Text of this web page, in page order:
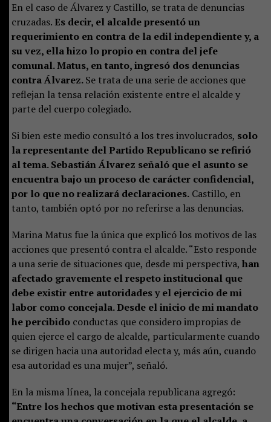
En el caso de Álvarez y Castillo, se trata de denuncias
cruzadas. Es decir, el alcalde presentó un
requerimiento en contra de la edil independiente y, a
su vez, ella hizo lo propio en contra del jefe
comunal. Matus, en tanto, ingresó dos denuncias
contra Álvarez.Se trata de una serie de acciones que
reflejan la tensa relación existente entre el alcalde y
parte del cuerpo colegiado.
Si bien este medio consultó a los tres involucrados, solo
la representante del Partido Republicano se refirió
al tema. Sebastián Álvarez señaló que el asunto se
encuentra bajo un proceso de carácter confidencial,
por lo que no realizará declaraciones.Castillo, en
tanto, también optó por no referirse a las denuncias.
Marina Matus fue la única que explicó los motivos de las
acciones que presentó contra el alcalde. “Esto responde
a una serie de situaciones que, desde mi perspectiva, han
afectado gravemente el respeto institucional que
debe existir entre autoridades y el ejercicio de mi
labor como concejala. Desde el inicio de mi mandato
he percibidoconductas que considero impropias de
quien ejerce el cargo de alcalde, particularmente cuando
se dirigen hacia una autoridad electa y, más aún, cuando
esa autoridad es una mujer”, señaló.
En la misma línea, la concejala republicana agregó:
“Entre los hechos que motivan esta presentación se